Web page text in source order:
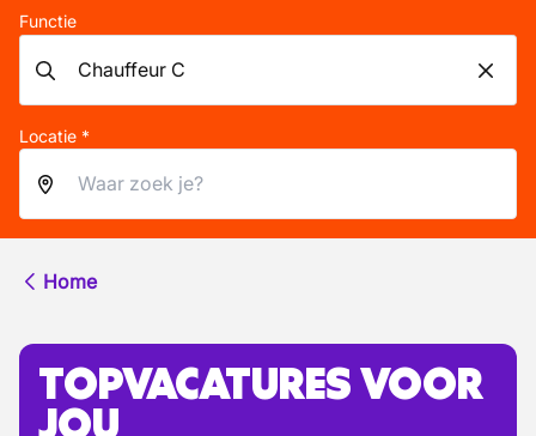
Functie
Locatie *
Home
TOPVACATURES VOOR
JOU